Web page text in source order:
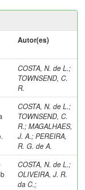
Autor(es)
COSTA, N. de L.;
TOWNSEND, C.
R.
COSTA, N. de L.;
TOWNSEND, C.
R.; MAGALHAES,
J. A.; PEREIRA,
R. G. de A.
COSTA, N. de L.;
OLIVEIRA, J. R.
da C.;